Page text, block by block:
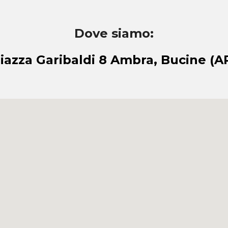
Dove siamo:
Garibaldi 8 Ambra, Bucine